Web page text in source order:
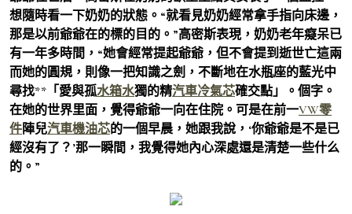
想隨時看一下奶奶的狀態。“就看見奶奶經常拿手指向床邊，
那是以前爺爺在的標的目的。”高密斯表現，奶奶老年癡呆已
有一年多時間，“她會經常提起爺爺，但不會提到逝世亡這兩
而她的圓規，則像一把知識之劍，不斷地在水瓶座的藍光中
尋找**「愛與孤水箱水獨的精汽車冷氣芯確交點」。個字。
在她的世界里面，覺得爺爺一向在住院。可是在前一VW零
件陣兒汽車機油芯的一個早晨，她跟我說，‘你爺爺是不是已
經沒有了？’那一瞬間，我覺得她內心深處還是清楚一些什么
的。”